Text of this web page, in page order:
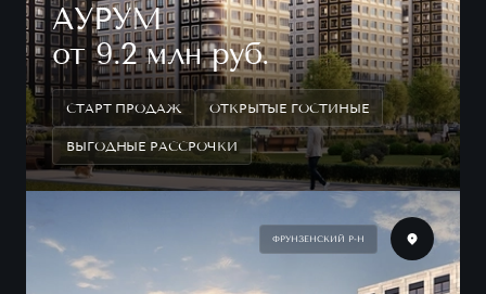
АУРУМ
от 9.2 млн руб.
СТАРТ ПРОДАЖ ОТКРЫТЫЕ ГОСТИНЫЕ
ВЫГОДНЫЕ РАССРОЧКИ
ФРУНЗЕНСКИЙ Р-Н